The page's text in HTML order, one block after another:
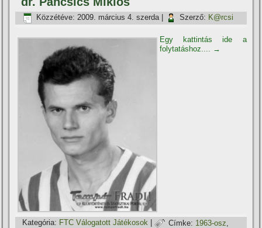
Közzétéve: 2009. március 4. szerda| Szerző: K@rcsi
Egy kattintás ide a
folytatáshoz....
→
Kategória: FTC Válogatott Játékosok | Címke: 1963-osz